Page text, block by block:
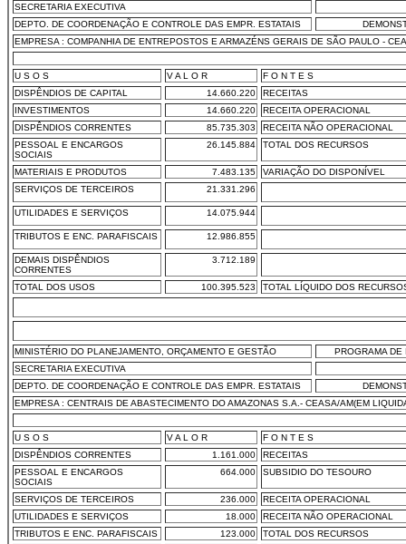
SECRETARIA EXECUTIVA
DEPTO. DE COORDENAÇÃO E CONTROLE DAS EMPR. ESTATAIS
EMPRESA : COMPANHIA DE ENTREPOSTOS E ARMAZÉNS GERAIS DE SÃO PAULO -
U S O S V A L O R
F O N T E S
DISPÊNDIOS DE CAPITAL
14.660.220
RECEITAS
INVESTIMENTOS
14.660.220
RECEITA OPERACIONAL
DISPÊNDIOS CORRENTES
85.735.303
RECEITA NÃO OPERACIONAL
PESSOAL E ENCARGOS
SOCIAIS
26.145.884 TOTAL DOS RECURSOS
MATERIAIS E PRODUTOS 7.483.135
VARIAÇÃO DO DISPONÍVEL
SERVIÇOS DE TERCEIROS
21.331.296
UTILIDADES E SERVIÇOS 14.075.944
TRIBUTOS E ENC. PARAFISCAIS 12.986.855
DEMAIS DISPÊNDIOS
CORRENTES
3.712.189
TOTAL DOS USOS 100.395.523 TOTAL LÍQUIDO DOS
MINISTÉRIO DO PLANEJAMENTO, ORÇAMENTO E GESTÃO
PROGRAMA
SECRETARIA EXECUTIVA
DEPTO. DE COORDENAÇÃO E CONTROLE DAS EMPR. ESTATAIS
EMPRESA : CENTRAIS DE ABASTECIMENTO DO AMAZONAS S.A.- CEASA/AM(EM
U S O S V A L O R
F O N T E S
DISPÊNDIOS CORRENTES
1.161.000
RECEITAS
PESSOAL E ENCARGOS
SOCIAIS
664.000 SUBSIDIO DO TESOURO
SERVIÇOS DE TERCEIROS 236.000
RECEITA OPERACIONAL
UTILIDADES E SERVIÇOS
18.000
RECEITA NÃO OPERACIONAL
TRIBUTOS E ENC. PARAFISCAIS
123.000
TOTAL DOS RECURSOS